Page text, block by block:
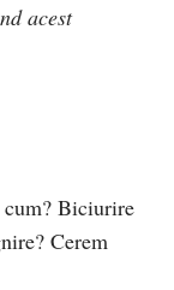
acest
cum? Biciurire
Cerem